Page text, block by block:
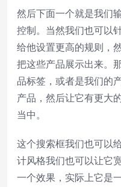
然后下面一个就是我们
控制。当然我们也可以
给他设置更高的规则，
把这些产品展示出来。
品标签，或者是我们的
产品，然后让它有更大
当中。
这个搜索框我们也可以
计风格我们也可以让它
一个效果，实际上它是